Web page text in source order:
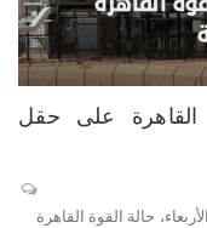
القاهرة على حقل
حالة القوة القاهرة